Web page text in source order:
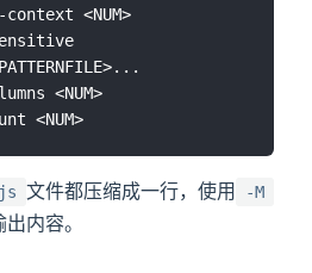
context <NUM>
<NUM>
js 文件都压缩成一行，使用 -M
内容。